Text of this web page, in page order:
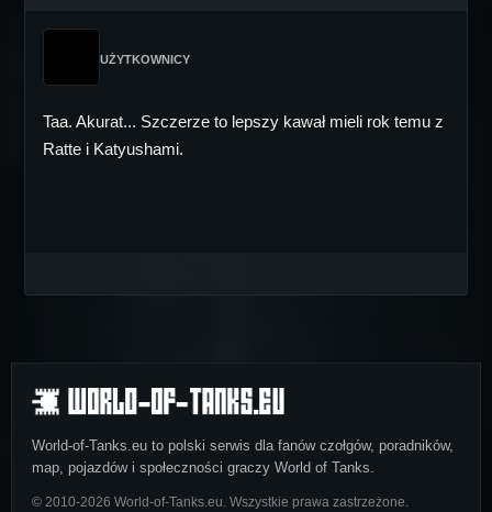
UŻYTKOWNICY
Taa. Akurat... Szczerze to lepszy kawał mieli rok temu z
Ratte i Katyushami.
World-of-Tanks.eu to polski serwis dla fanów czołgów, poradników,
map, pojazdów i społeczności graczy World of Tanks.
© 2010-2026 World-of-Tanks.eu. Wszystkie prawa zastrzeżone.